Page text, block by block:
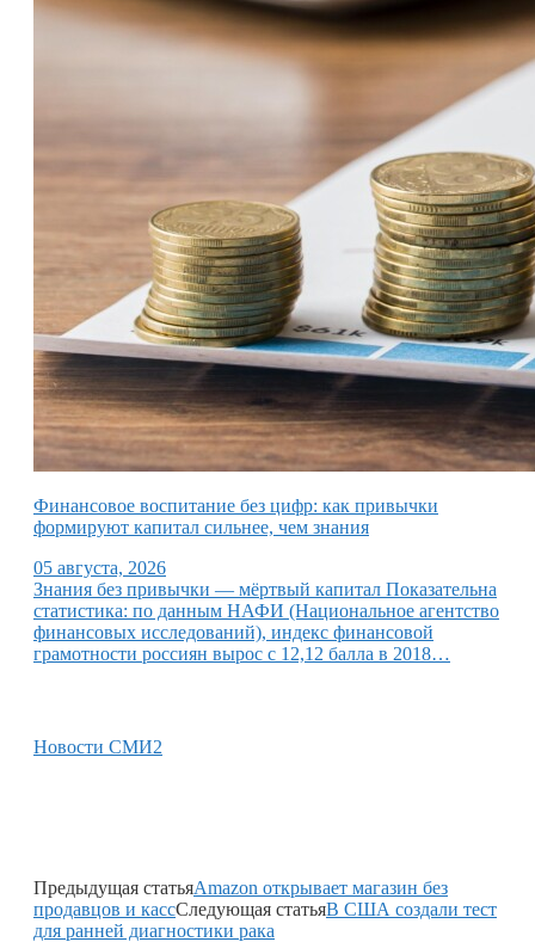
Финансовое воспитание без цифр: как привычки
формируют капитал сильнее, чем знания
05 августа, 2026
Знания без привычки — мёртвый капитал Показательна
статистика: по данным НАФИ (Национальное агентство
финансовых исследований), индекс финансовой
грамотности россиян вырос с 12,12 балла в 2018…
Новости СМИ2
Предыдущая статьяAmazon открывает магазин без
продавцов и кассСледующая статьяВ США создали тест
для ранней диагностики рака